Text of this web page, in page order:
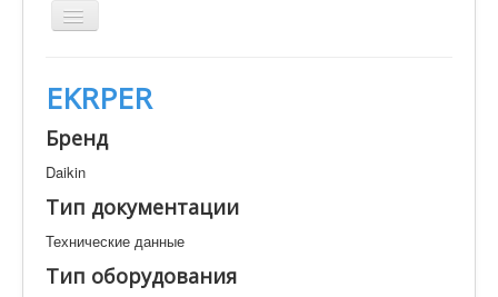
Toggle
Navigation
Монтаж
Сервисное обслуживание
Техническая документация
Статьи
EKRPER
Бренд
Daikin
Тип документации
Технические данные
Тип оборудования